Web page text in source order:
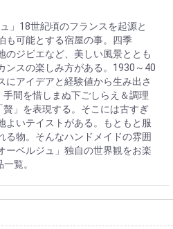
ュ」18世紀頃のフランスを起源と
も可能とする宿屋の事。四季
のジビエなど、美しい風景ととも
ンスの楽しみ方がある。1930～40
にアイデアと経験値から生み出さ
間を惜しまぬ下ごしらえ＆調理
」を表現する。そこには古すぎ
よいテイストがある。もともと服
る物。そんなハンドメイドの雰囲
ーベルジュ」独自の世界観をお楽
覧。